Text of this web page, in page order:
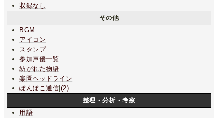
収録なし
その他
BGM
アイコン
スタンプ
参加声優一覧
紡がれた物語
楽園ヘッドライン
ぽんぽこ通信 (2)
整理・分析・考察
用語